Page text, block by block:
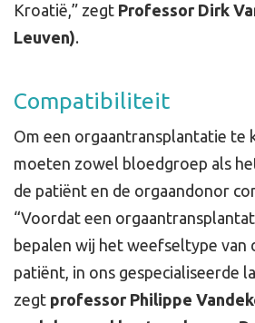
Kroatië,” zegt Professor Dirk
Leuven).
Compatibiliteit
Om een orgaantransplantatie te
moeten zowel bloedgroep als
de patiënt en de orgaandonor
“Voordat een
bepalen wij het weefseltype van
patiënt, in ons gespecialiseerde
zegt professor Philippe